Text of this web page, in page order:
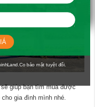
giúp bạn tìm mua được
cho gia đình mình nhé.
bảo mật tuyệt đối.